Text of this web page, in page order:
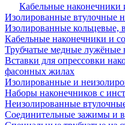
Кабельные наконечники
Изолированные втулочные
Изолированные кольцевые,
Кабельные наконечники и
Трубчатые медные лужёные
Вставки для опрессовки
фасонных жилах
Изолированные и
Наборы наконечников с
Неизолированные
Соединительные зажимы и